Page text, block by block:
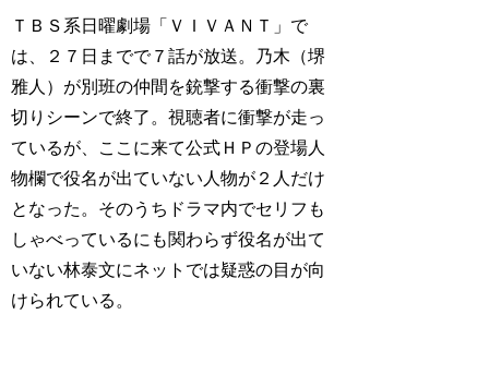
ＴＢＳ系日曜劇場「ＶＩＶＡＮＴ」で
は、２７日までで７話が放送。乃木（堺
雅人）が別班の仲間を銃撃する衝撃の裏
切りシーンで終了。視聴者に衝撃が走っ
ているが、ここに来て公式ＨＰの登場人
物欄で役名が出ていない人物が２人だけ
となった。そのうちドラマ内でセリフも
しゃべっているにも関わらず役名が出て
いない林泰文にネットでは疑惑の目が向
けられている。